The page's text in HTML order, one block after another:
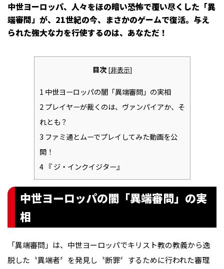
中世ヨーロッパ、人々をほの暗い恐怖で覆い尽くした「異
端審問」が、21世紀の今、まさかのゲームで復活。与え
られた強大な力を行使するのは、あなただ！
目次 [非表示]
1 中世ヨーロッパの闇「異端審問」の実相
2プレイヤーが裁くのは、ヴァンパイアか、そ
れとも？
3 ファミ通とムーでプレイしてみた動画を公
開！
4『 ジ・インクイジター』
中世ヨーロッパの闇「異端審問」の実
相
「異端審問」は、中世ヨーロッパでキリスト教の教義から逸
脱した〝異端者〞を発見し〝断罪〞するために行われた審理